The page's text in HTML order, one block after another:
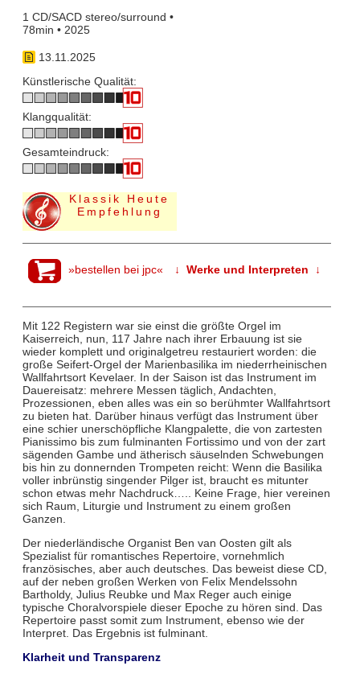
1 CD/SACD stereo/surround •
78min • 2025
13.11.2025
Künstlerische Qualität:
Klangqualität:
Gesamteindruck:
Klassik Heute
Empfehlung
»bestellen bei jpc« ↓ Werke und Interpreten ↓
Mit 122 Registern war sie einst die größte Orgel im
Kaiserreich, nun, 117 Jahre nach ihrer Erbauung ist sie
wieder komplett und originalgetreu restauriert worden: die
große Seifert-Orgel der Marienbasilika im niederrheinischen
Wallfahrtsort Kevelaer. In der Saison ist das Instrument im
Dauereisatz: mehrere Messen täglich, Andachten,
Prozessionen, eben alles was ein so berühmter Wallfahrtsort
zu bieten hat. Darüber hinaus verfügt das Instrument über
eine schier unerschöpfliche Klangpalette, die von zartesten
Pianissimo bis zum fulminanten Fortissimo und von der zart
sägenden Gambe und ätherisch säuselnden Schwebungen
bis hin zu donnernden Trompeten reicht: Wenn die Basilika
voller inbrünstig singender Pilger ist, braucht es mitunter
schon etwas mehr Nachdruck….. Keine Frage, hier vereinen
sich Raum, Liturgie und Instrument zu einem großen
Ganzen.
Der niederländische Organist Ben van Oosten gilt als
Spezialist für romantisches Repertoire, vornehmlich
französisches, aber auch deutsches. Das beweist diese CD,
auf der neben großen Werken von Felix Mendelssohn
Bartholdy, Julius Reubke und Max Reger auch einige
typische Choralvorspiele dieser Epoche zu hören sind. Das
Repertoire passt somit zum Instrument, ebenso wie der
Interpret. Das Ergebnis ist fulminant.
Klarheit und Transparenz